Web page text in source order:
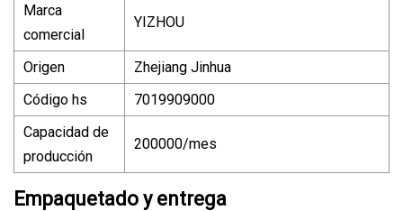
Marca
comercial
YIZHOU
Origen
Zhejiang Jinhua
Código hs
7019909000
Capacidad de
producción
200000/mes
Empaquetado y entrega